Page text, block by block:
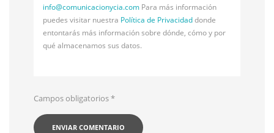
info@comunicacionycia.com Para más información
puedes visitar nuestra Política de Privacidaddonde
entontarás más información sobre dónde, cómo y por
qué almacenamos sus datos.
Campos obligatorios*